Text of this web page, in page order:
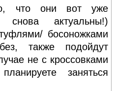
что они вот уже
снова актуальны!)
босоножками
также подойдут
не с кроссовками
заняться